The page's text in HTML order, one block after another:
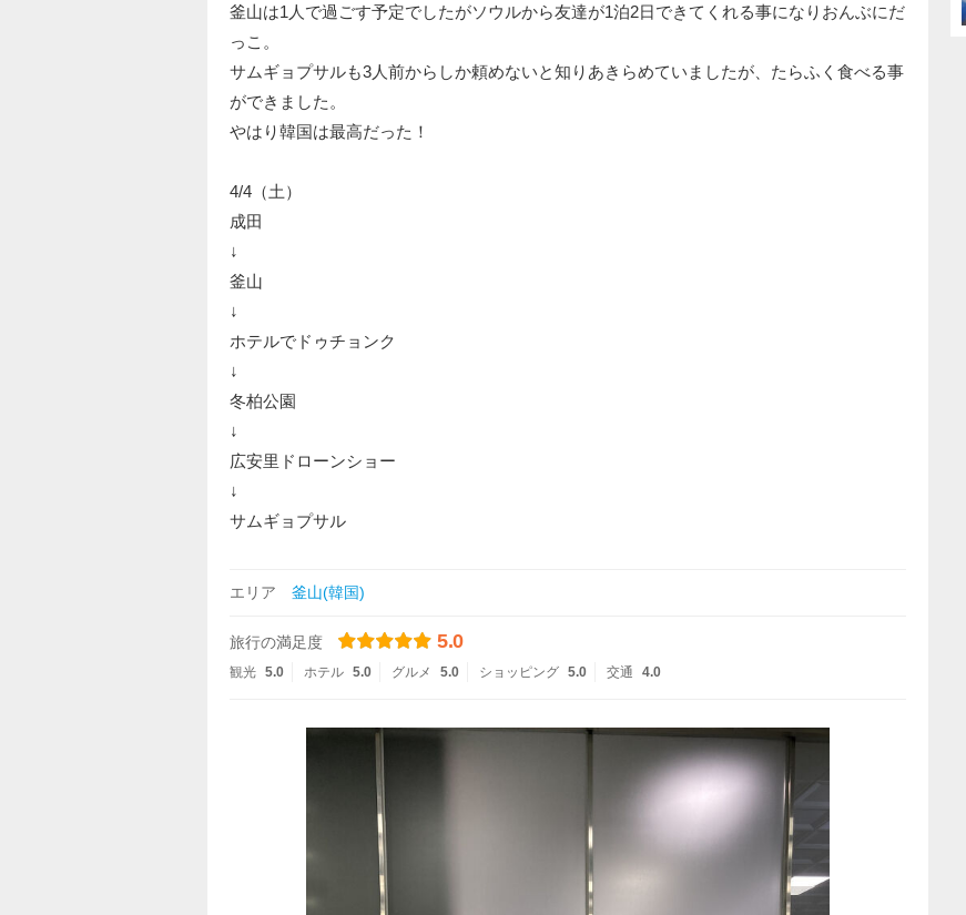
釜山は1人で過ごす予定でしたがソウルから友達が1泊2日できてくれる事になりおんぶにだ
っこ。
サムギョプサルも3人前からしか頼めないと知りあきらめていましたが、たらふく食べる事
ができました。
やはり韓国は最高だった！
4/4（土）
成田
↓
釜山
↓
ホテルでドゥチョンク
↓
冬柏公園
↓
広安里ドローンショー
↓
サムギョプサル
エリア 釜山(韓国)
旅行の満足度 5.0
観光 5.0 ホテル 5.0 グルメ 5.0 ショッピング 5.0 交通 4.0